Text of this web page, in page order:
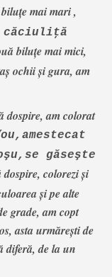
mai mari ,
căciuliţă
biluţe mai mici,
ochii şi gura, am
dospire, am colorat
ou,amestecat
găseşte
colorezi şi
şi pe alte
grade, am copt
asta urmăreşti de
diferă, de la un